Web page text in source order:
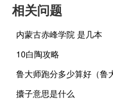
相关问题
内蒙古赤峰学院 是几本
10白陶攻略
攮子意思是什么